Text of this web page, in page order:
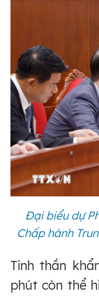
Đại biểu dự
Chấp hành
Tinh thần
phút còn thể